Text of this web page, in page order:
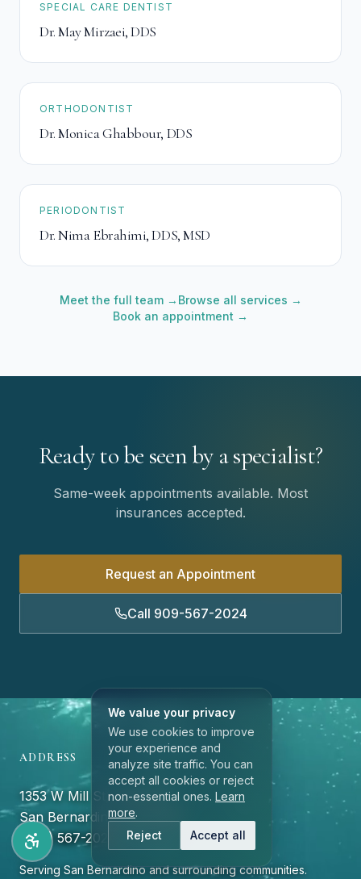
SPECIAL CARE DENTIST
Dr. May Mirzaei,DDS
ORTHODONTIST
Dr. Monica Ghabbour, DDS
PERIODONTIST
Dr. Nima Ebrahimi,DDS, MSD
Meet the full team → Browse all services →
Book an appointment →
Ready to be seen by a specialist?
Same-week appointments available. Most
insurances accepted.
Request an Appointment
Call 909-567-2024
ADDRESS
1353 W Mill St, Suite 114
San Bernardino, CA 92410
(909) 567-2024
Serving San Bernardino and surrounding communities.
We value your privacy
We use cookies to improve
your experience and
analyze site traffic. You can
accept all cookies or reject
non-essential ones. Learn
more.
Reject
Accept all